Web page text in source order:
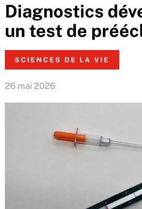
Diagnostics
un test de
SCIENCES DE LA VIE
26 mai 2026